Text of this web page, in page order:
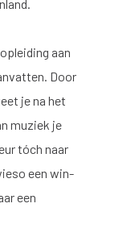
aan
Door
je na het
muziek je
tóch naar
een win-
een